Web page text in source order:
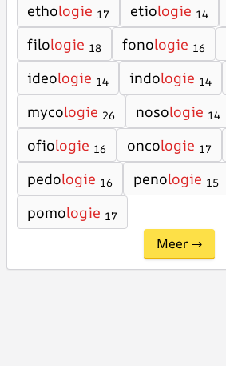
ethologie 17 etiologie 14
filologie 18 fonologie 16
ideologie 14 indologie 14
mycologie 26 nosologie 14
ofiologie 16 oncologie 17
pedologie 16 penologie 15
pomologie 17
Meer →